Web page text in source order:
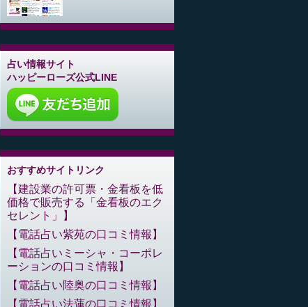
占い情報サイト
ハッピーローズ公式LINE
おすすめサイトリンク
建設業の許可票・金看板を低
価格で販売する「金看板のエク
セレント」
電話占い紫苑の口コミ情報
電話占いミーシャ・コーポレ
ーションの口コミ情報
電話占い陸奥の口コミ情報
電話占い法蓮の口コミ情報